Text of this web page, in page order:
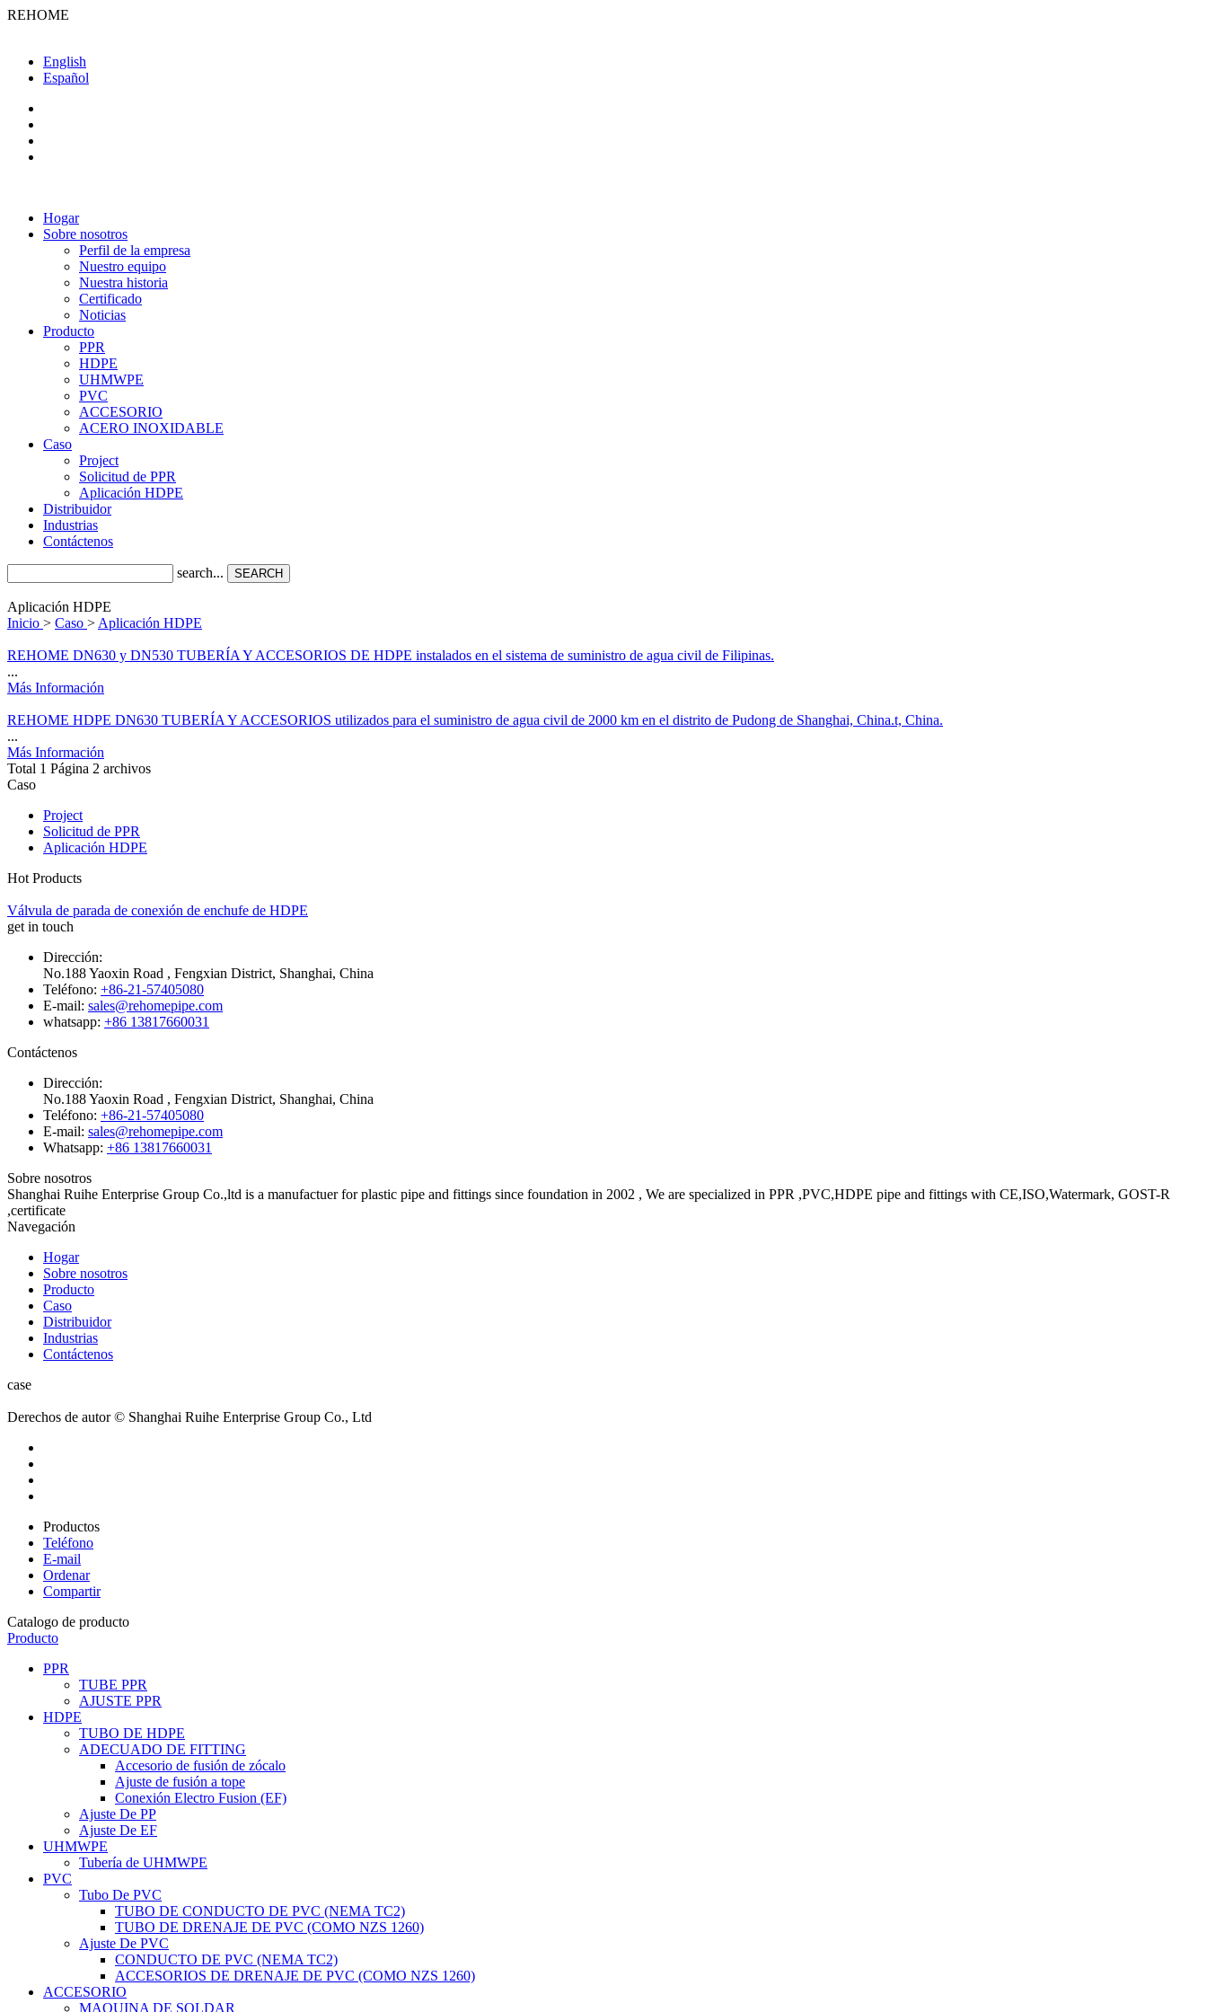
REHOME
English
Español
Hogar
Sobre nosotros
Perfil de la empresa
Nuestro equipo
Nuestra historia
Certificado
Noticias
Producto
PPR
HDPE
UHMWPE
PVC
ACCESORIO
ACERO INOXIDABLE
Caso
Project
Solicitud de PPR
Aplicación HDPE
Distribuidor
Industrias
Contáctenos
search... SEARCH
Aplicación HDPE
Inicio > Caso > Aplicación HDPE
REHOME DN630 y DN530 TUBERÍA Y ACCESORIOS DE HDPE instalados en el sistema de suministro de agua civil de Filipinas.
...
Más Información
REHOME HDPE DN630 TUBERÍA Y ACCESORIOS utilizados para el suministro de agua civil de 2000 km en el distrito de Pudong de Shanghai, China.t, China.
...
Más Información
Total 1 Página 2 archivos
Caso
Project
Solicitud de PPR
Aplicación HDPE
Hot Products
Válvula de parada de conexión de enchufe de HDPE
get in touch
Dirección:
No.188 Yaoxin Road , Fengxian District, Shanghai, China
Teléfono: +86-21-57405080
E-mail: sales@rehomepipe.com
whatsapp: +86 13817660031
Contáctenos
Dirección:
No.188 Yaoxin Road , Fengxian District, Shanghai, China
Teléfono: +86-21-57405080
E-mail: sales@rehomepipe.com
Whatsapp: +86 13817660031
Sobre nosotros
Shanghai Ruihe Enterprise Group Co.,ltd is a manufactuer for plastic pipe and fittings since foundation in 2002 , We are specialized in PPR ,PVC,HDPE pipe and fittings with CE,ISO,Watermark, GOST-R
,certificate
Navegación
Hogar
Sobre nosotros
Producto
Caso
Distribuidor
Industrias
Contáctenos
case
Derechos de autor © Shanghai Ruihe Enterprise Group Co., Ltd
Productos
Teléfono
E-mail
Ordenar
Compartir
Catalogo de producto
Producto
PPR
TUBE PPR
AJUSTE PPR
HDPE
TUBO DE HDPE
ADECUADO DE FITTING
Accesorio de fusión de zócalo
Ajuste de fusión a tope
Conexión Electro Fusion (EF)
Ajuste De PP
Ajuste De EF
UHMWPE
Tubería de UHMWPE
PVC
Tubo De PVC
TUBO DE CONDUCTO DE PVC (NEMA TC2)
TUBO DE DRENAJE DE PVC (COMO NZS 1260)
Ajuste De PVC
CONDUCTO DE PVC (NEMA TC2)
ACCESORIOS DE DRENAJE DE PVC (COMO NZS 1260)
ACCESORIO
MAQUINA DE SOLDAR